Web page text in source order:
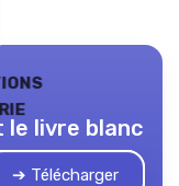
livre blanc
➔ Télécharger